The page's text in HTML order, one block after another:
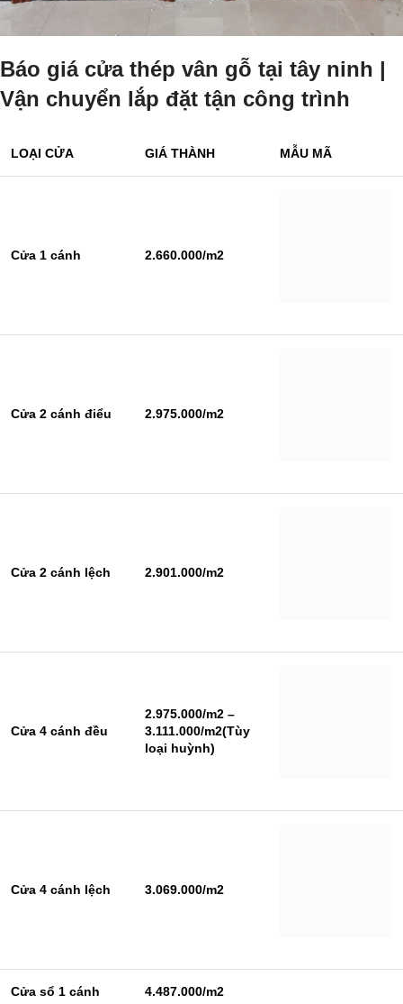
Báo giá cửa thép vân gỗ tại tây ninh |
Vận chuyển lắp đặt tận công trình
LOẠI CỬA GIÁ THÀNH MẪU MÃ
Cửa 1 cánh 2.660.000/m2
Cửa 2 cánh điểu 2.975.000/m2
Cửa 2 cánh lệch 2.901.000/m2
Cửa 4 cánh đều
2.975.000/m2 –
3.111.000/m2(Tùy
loại huỳnh)
Cửa 4 cánh lệch 3.069.000/m2
Cửa sổ 1 cánh 4.487.000/m2